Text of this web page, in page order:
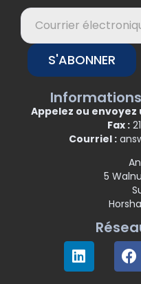
S'ABONNER
Appelez ou envoyez
Fax :
Courriel :
5